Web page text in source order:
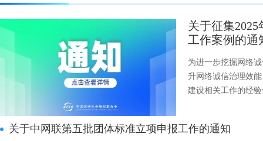
关于征集
工作案例的通
为进一步挖掘网络
升网络诚信治理效
建设相关工作的经
关于中网联第五批团体标准立项申报工作的通知